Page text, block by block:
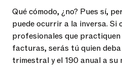
Qué cómodo, ¿no? Pues sí,
puede ocurrir a la inversa.
profesionales que
facturas, serás tú quien deba
trimestral y el 190 anual a su